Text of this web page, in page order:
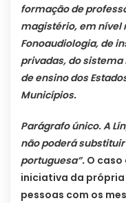
formação de
magistério, em nível
Fonoaudiologia, de
privadas, do sistema
de ensino dos
Municípios.
Parágrafo único. A
não poderá
portuguesa”. O caso
iniciativa da
pessoas com os